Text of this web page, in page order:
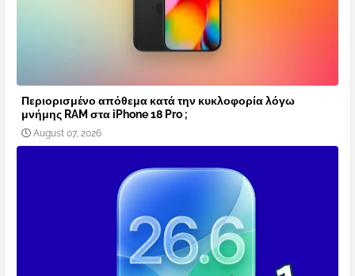
Περιορισμένο απόθεμα κατά την κυκλοφορία λόγω
μνήμης RAM στα iPhone 18 Pro ;
August 07, 2026